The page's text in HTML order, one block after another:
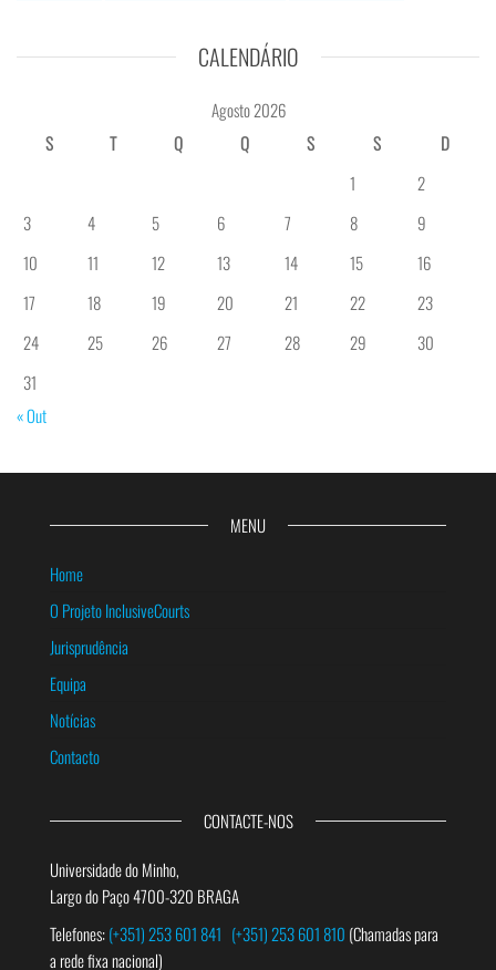
CALENDÁRIO
Agosto 2026
S
T Q Q S S
D
1
2
3
4 5 6 7 8
9
10
11 12 13 14 15
16
17
18 19 20 21 22
23
24
25 26 27 28 29
30
31
« Out
MENU
Home
O Projeto InclusiveCourts
Jurisprudência
Equipa
Notícias
Contacto
CONTACTE-NOS
Universidade do Minho,
Largo do Paço 4700-320 BRAGA
Telefones:(+351) 253 601 841 (+351) 253 601 810 (Chamadas para
a rede fixa nacional)